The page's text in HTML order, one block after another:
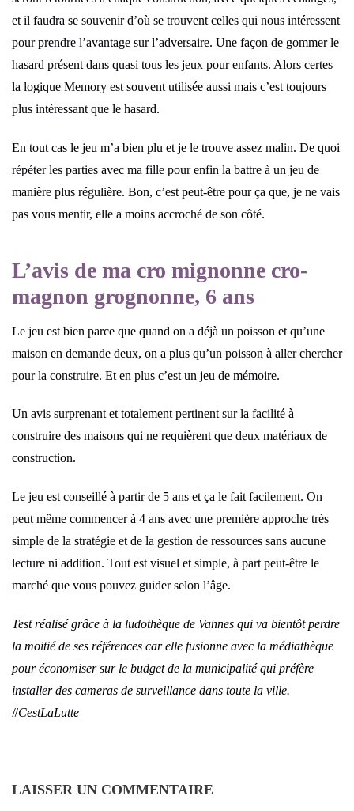
et il faudra se souvenir d’où se trouvent celles qui nous intéressent
pour prendre l’avantage sur l’adversaire. Une façon de gommer le
hasard présent dans quasi tous les jeux pour enfants. Alors certes
la logique Memory est souvent utilisée aussi mais c’est toujours
plus intéressant que le hasard.
En tout cas le jeu m’a bien plu et je le trouve assez malin. De quoi
répéter les parties avec ma fille pour enfin la battre à un jeu de
manière plus régulière. Bon, c’est peut-être pour ça que, je ne vais
pas vous mentir, elle a moins accroché de son côté.
L’avis de ma cro mignonne cro-
magnon grognonne, 6 ans
Le jeu est bien parce que quand on a déjà un poisson et qu’une
maison en demande deux, on a plus qu’un poisson à aller chercher
pour la construire. Et en plus c’est un jeu de mémoire.
Un avis surprenant et totalement pertinent sur la facilité à
construire des maisons qui ne requièrent que deux matériaux de
construction.
Le jeu est conseillé à partir de 5 ans et ça le fait facilement. On
peut même commencer à 4 ans avec une première approche très
simple de la stratégie et de la gestion de ressources sans aucune
lecture ni addition. Tout est visuel et simple, à part peut-être le
marché que vous pouvez guider selon l’âge.
Test réalisé grâce à la ludothèque de Vannes qui va bientôt perdre
la moitié de ses références car elle fusionne avec la médiathèque
pour économiser sur le budget de la municipalité qui préfère
installer des cameras de surveillance dans toute la ville.
#CestLaLutte
LAISSER UN COMMENTAIRE